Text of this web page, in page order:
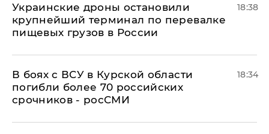
Украинские дроны остановили
крупнейший терминал по перевалке
пищевых грузов в России
18:38
В боях с ВСУ в Курской области
погибли более 70 российских
срочников - росСМИ
18:34